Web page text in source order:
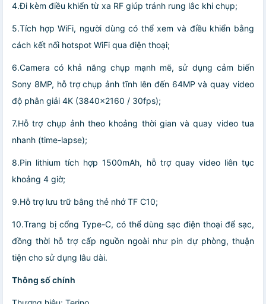
4.Đi kèm điều khiển từ xa RF giúp tránh rung lắc khi chụp;
5.Tích hợp WiFi, người dùng có thể xem và điều khiển bằng
cách kết nối hotspot WiFi qua điện thoại;
6.Camera có khả năng chụp mạnh mẽ, sử dụng cảm biến
Sony 8MP, hỗ trợ chụp ảnh tĩnh lên đến 64MP và quay video
độ phân giải 4K (3840×2160 / 30fps);
7.Hỗ trợ chụp ảnh theo khoảng thời gian và quay video tua
nhanh (time-lapse);
8.Pin lithium tích hợp 1500mAh, hỗ trợ quay video liên tục
khoảng 4 giờ;
9.Hỗ trợ lưu trữ bằng thẻ nhớ TF C10;
10.Trang bị cổng Type-C, có thể dùng sạc điện thoại để sạc,
đồng thời hỗ trợ cấp nguồn ngoài như pin dự phòng, thuận
tiện cho sử dụng lâu dài.
Thông số chính